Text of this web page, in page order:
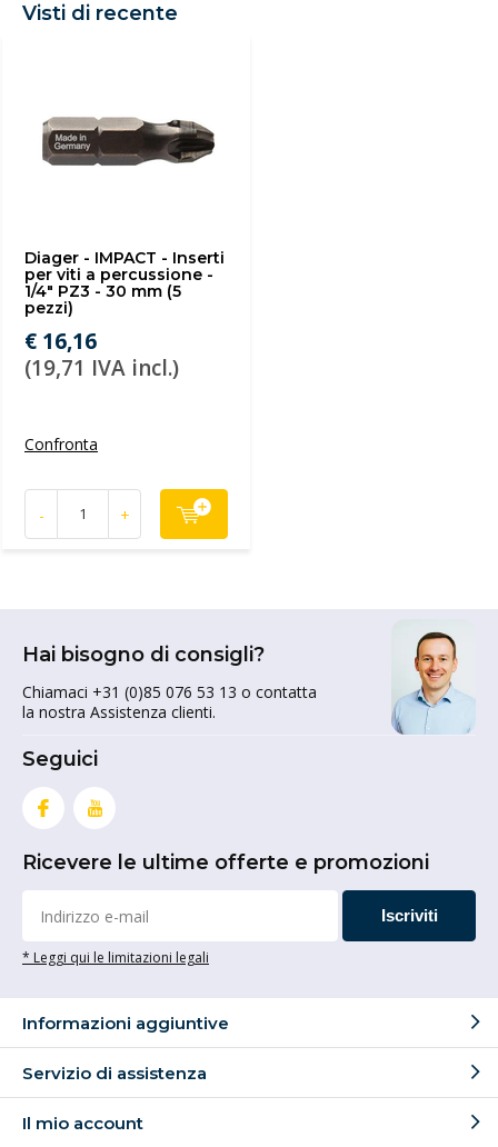
Visti di recente
Diager - IMPACT - Inserti
per viti a percussione -
1/4" PZ3 - 30 mm (5
pezzi)
€ 16,16
(19,71 IVA incl.)
Confronta
- +
Hai bisogno di consigli?
Chiamaci +31 (0)85 076 53 13 o contatta
la nostra Assistenza clienti.
Seguici
Ricevere le ultime offerte e promozioni
Iscriviti
* Leggi qui le limitazioni legali
Informazioni aggiuntive
Servizio di assistenza
Il mio account